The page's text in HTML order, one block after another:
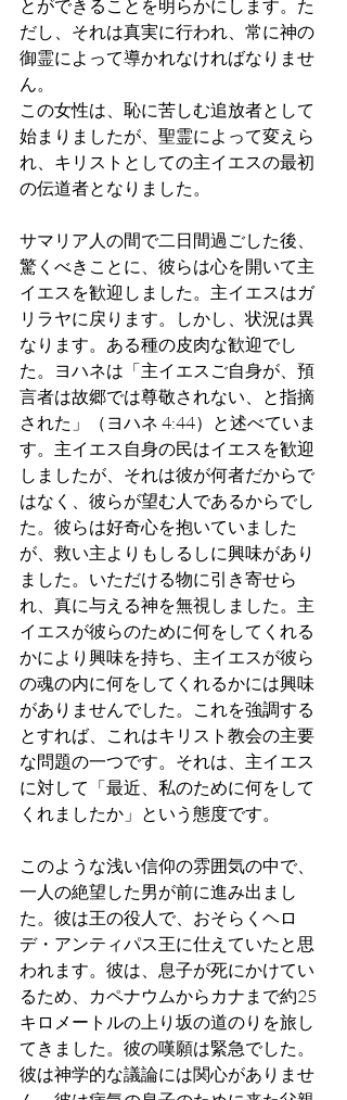
とができることを明らかにします。た
だし、それは真実に行われ、常に神の
御霊によって導かれなければなりませ
ん。
この女性は、恥に苦しむ追放者として
始まりましたが、聖霊によって変えら
れ、キリストとしての主イエスの最初
の伝道者となりました。
サマリア人の間で二日間過ごした後、
驚くべきことに、彼らは心を開いて主
イエスを歓迎しました。主イエスはガ
リラヤに戻ります。しかし、状況は異
なります。ある種の皮肉な歓迎でし
た。ヨハネは「主イエスご自身が、預
言者は故郷では尊敬されない、と指摘
された」（ヨハネ 4:44）と述べていま
す。主イエス自身の民はイエスを歓迎
しましたが、それは彼が何者だからで
はなく、彼らが望む人であるからでし
た。彼らは好奇心を抱いていました
が、救い主よりもしるしに興味があり
ました。いただける物に引き寄せら
れ、真に与える神を無視しました。主
イエスが彼らのために何をしてくれる
かにより興味を持ち、主イエスが彼ら
の魂の内に何をしてくれるかには興味
がありませんでした。これを強調する
とすれば、これはキリスト教会の主要
な問題の一つです。それは、主イエス
に対して「最近、私のために何をして
くれましたか」という態度です。
このような浅い信仰の雰囲気の中で、
一人の絶望した男が前に進み出まし
た。彼は王の役人で、おそらくヘロ
デ・アンティパス王に仕えていたと思
われます。彼は、息子が死にかけてい
るため、カペナウムからカナまで約25
キロメートルの上り坂の道のりを旅し
てきました。彼の嘆願は緊急でした。
彼は神学的な議論には関心がありませ